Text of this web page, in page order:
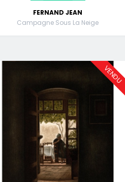
FERNAND JEAN
Campagne Sous La Neige
VENDU